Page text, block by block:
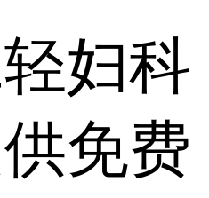
妇科
免费